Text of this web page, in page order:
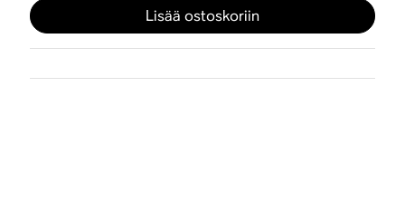
Lisää ostoskoriin